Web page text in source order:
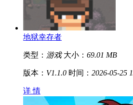
地狱幸存者
类型： 游戏 大小： 69.01 MB
版本： V1.1.0 时间： 2026-05-25
详 情